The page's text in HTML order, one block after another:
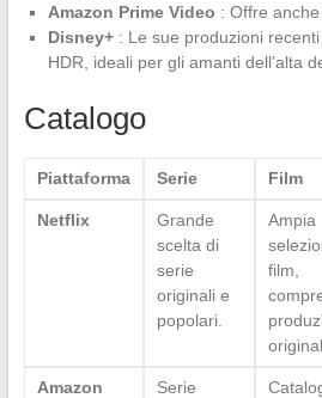
Amazon Prime Video : Offre
Disney+: Le sue produzioni
HDR, ideali per gli amanti dell’alta
Catalogo
Piattaforma Serie Film
Netflix
Grande
scelta di
serie
originali e
popolari.
Ampia
film,
Amazon
Serie